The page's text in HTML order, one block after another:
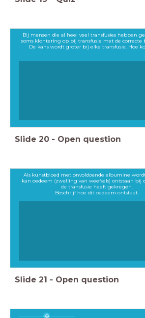
Bij mensen die al heel veel transfusies hebben
soms klontering op bij transfusie met de correcte
De kans wordt groter bij elke transfusie. Hoe
Slide 20 - Open question
Als kunstbloed met onvoldoende albumine
kan oedeem (zwelling van weefsels) ontstaan bij
de transfusie heeft gekregen.
Beschrijf hoe dit oedeem ontstaat.
Slide 21 - Open question